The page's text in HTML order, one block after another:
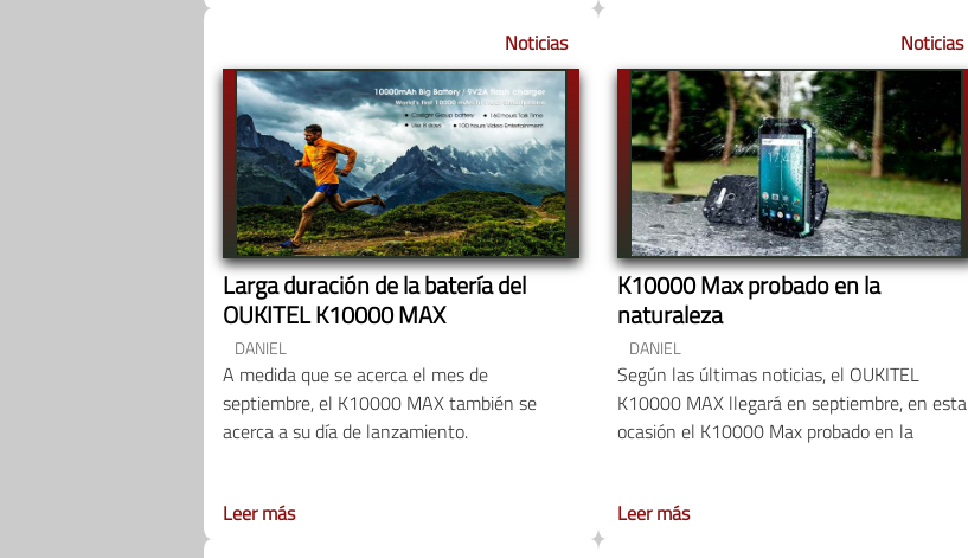
Noticias
Larga duración de la batería del
OUKITEL K10000 MAX
DANIEL
A medida que se acerca el mes de
septiembre, el K10000 MAX también se
acerca a su día de lanzamiento.
Leer más
Noticias
K10000 Max probado en la
naturaleza
DANIEL
Según las últimas noticias, el OUKITEL
K10000 MAX llegará en septiembre, en esta
ocasión el K10000 Max probado en la
Leer más